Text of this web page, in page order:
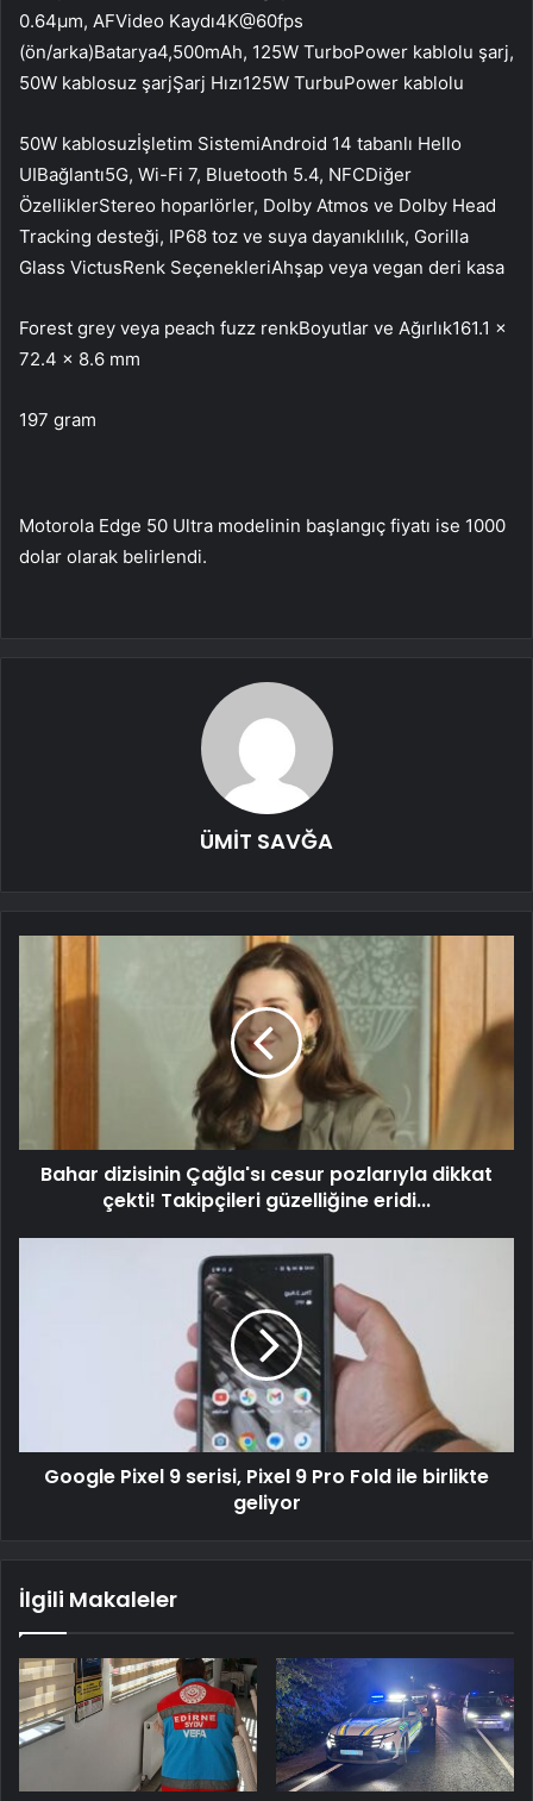
0.64µm, AFVideo Kaydı4K@60fps
(ön/arka)Batarya4,500mAh, 125W TurboPower kablolu şarj,
50W kablosuz şarjŞarj Hızı125W TurbuPower kablolu
50W kablosuzİşletim SistemiAndroid 14 tabanlı Hello
UIBağlantı5G, Wi-Fi 7, Bluetooth 5.4, NFCDiğer
ÖzelliklerStereo hoparlörler, Dolby Atmos ve Dolby Head
Tracking desteği, IP68 toz ve suya dayanıklılık, Gorilla
Glass VictusRenk SeçenekleriAhşap veya vegan deri kasa
Forest grey veya peach fuzz renkBoyutlar ve Ağırlık161.1 x
72.4 x 8.6 mm
197 gram
Motorola Edge 50 Ultra modelinin başlangıç fiyatı ise 1000
dolar olarak belirlendi.
ÜMİT SAVĞA
Bahar dizisinin Çağla'sı cesur pozlarıyla dikkat
çekti! Takipçileri güzelliğine eridi...
Google Pixel 9 serisi, Pixel 9 Pro Fold ile birlikte
geliyor
İlgili Makaleler